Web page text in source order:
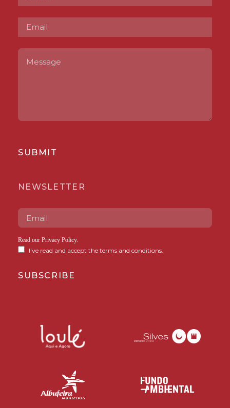
SUBMIT
NEWSLETTER
Read our Privacy Policy.
I've read and accept the terms and conditions.